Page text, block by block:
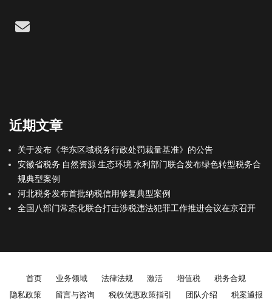
Email
近期文章
关于发布《华东区域税务行政处罚裁量基准》的公告
安徽省税务 自然资源 生态环境 水利部门联合发布绿色转型税务合
规典型案例
河北税务发布首批纳税信用修复典型案例
全国八部门常态化联合打击涉税违法犯罪工作推进会议在京召开
Footer menu
首页 业务领域 法律法规 激活 增值税
税务合规
隐私政策
留言与咨询 税收优惠政策指引 团队介绍 税案通报